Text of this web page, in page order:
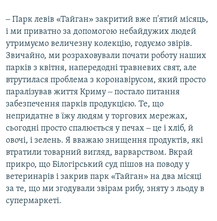
‒ Парк левів «Тайган» закритий вже п'ятий місяць,
і ми приватно за допомогою небайдужих людей
утримуємо величезну колекцію, годуємо звірів.
Звичайно, ми розраховували почати роботу наших
парків з квітня, напередодні травневих свят, але
втрутилася проблема з коронавірусом, який просто
паралізував життя Криму ‒ постало питання
забезпечення парків продукцією. Те, що
непридатне в їжу людям у торгових мережах,
сьогодні просто спалюється у печах ‒ це і хліб, й
овочі, і зелень. Я вважаю знищення продуктів, які
втратили товарний вигляд, варварством. Вкрай
прикро, що Білогірський суд пішов на поводу у
ветеринарів і закрив парк «Тайган» на два місяці
за те, що ми згодували звірам рибу, зняту з льоду в
супермаркеті.